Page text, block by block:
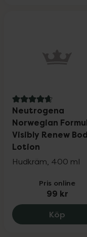
4.7 av 5 i omdöme
Neutrogena
Norwegian
Visibly Renew
Lotion
Hudkräm, 400 ml
Pris online
99 kr
Köp